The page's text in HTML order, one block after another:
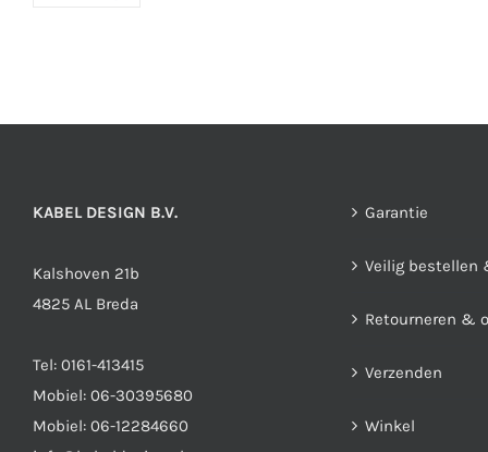
KABEL DESIGN B.V.
Kalshoven 21b
4825 AL Breda
Tel: 0161-413415
Mobiel: 06-30395680
Mobiel: 06-12284660
Garantie
Veilig bestellen
Retourneren &
Verzenden
Winkel